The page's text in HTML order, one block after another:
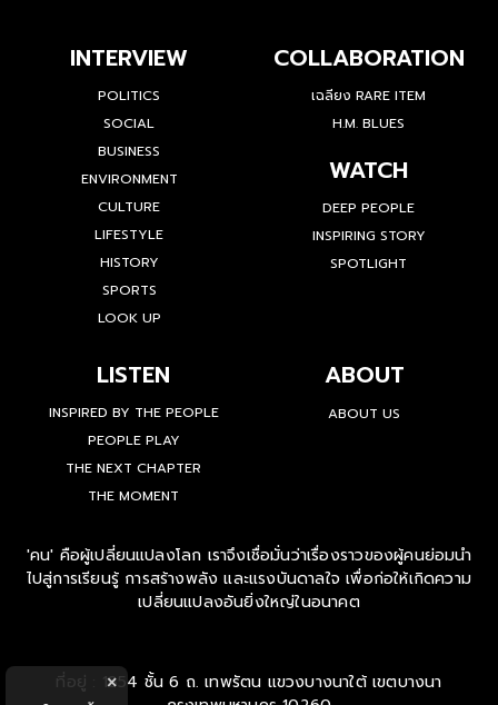
INTERVIEW
POLITICS
SOCIAL
BUSINESS
ENVIRONMENT
CULTURE
LIFESTYLE
HISTORY
SPORTS
LOOK UP
COLLABORATION
เฉลียง RARE ITEM
H.M. BLUES
WATCH
DEEP PEOPLE
INSPIRING STORY
SPOTLIGHT
LISTEN
INSPIRED BY THE PEOPLE
PEOPLE PLAY
THE NEXT CHAPTER
THE MOMENT
ABOUT
ABOUT US
'คน' คือผู้เปลี่ยนแปลงโลก เราจึงเชื่อมั่นว่าเรื่องราวของผู้คนย่อมนำ
ไปสู่การเรียนรู้ การสร้างพลัง และแรงบันดาลใจ เพื่อก่อให้เกิดความ
เปลี่ยนแปลงอันยิ่งใหญ่ในอนาคต
ที่อยู่ : 1854 ชั้น 6 ถ. เทพรัตน แขวงบางนาใต้ เขตบางนา
×